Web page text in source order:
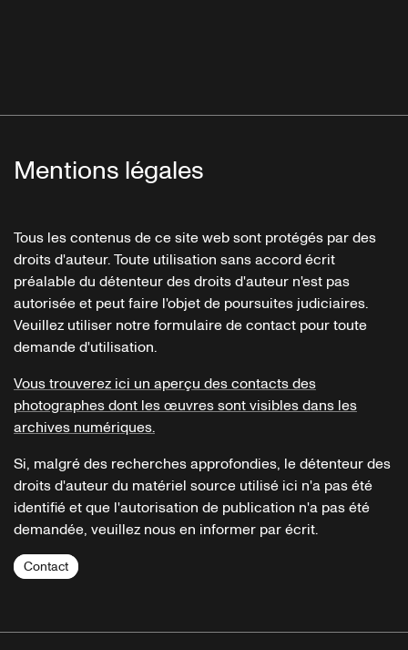
Mentions légales
Tous les contenus de ce site web sont protégés par des
droits d'auteur. Toute utilisation sans accord écrit
préalable du détenteur des droits d'auteur n'est pas
autorisée et peut faire l'objet de poursuites judiciaires.
Veuillez utiliser notre formulaire de contact pour toute
demande d'utilisation.
Vous trouverez ici un aperçu des contacts des
photographes dont les œuvres sont visibles dans les
archives numériques.
Si, malgré des recherches approfondies, le détenteur des
droits d'auteur du matériel source utilisé ici n'a pas été
identifié et que l'autorisation de publication n'a pas été
demandée, veuillez nous en informer par écrit.
Contact